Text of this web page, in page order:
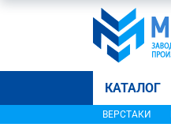
КАТАЛОГ
ВЕРСТАКИ